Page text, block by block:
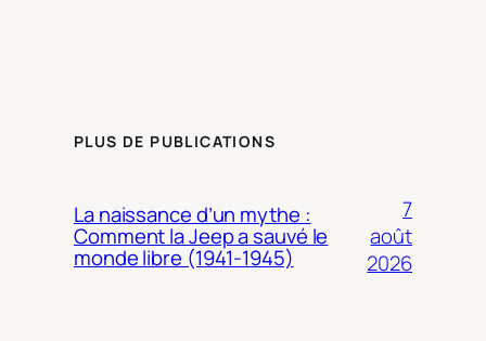
PLUS DE PUBLICATIONS
La naissance d’un mythe :
Comment la Jeep a sauvé le
monde libre (1941-1945)
7
août
2026